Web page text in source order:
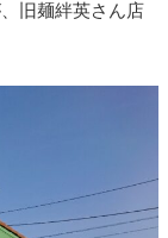
旧麺絆英さん店